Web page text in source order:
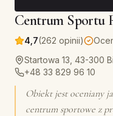
Centrum Sportu
4,7(262 opinii)
Startowa 13, 43-300
+48 33 829 96 10
Obiekt jest oceniany
centrum sportowe z